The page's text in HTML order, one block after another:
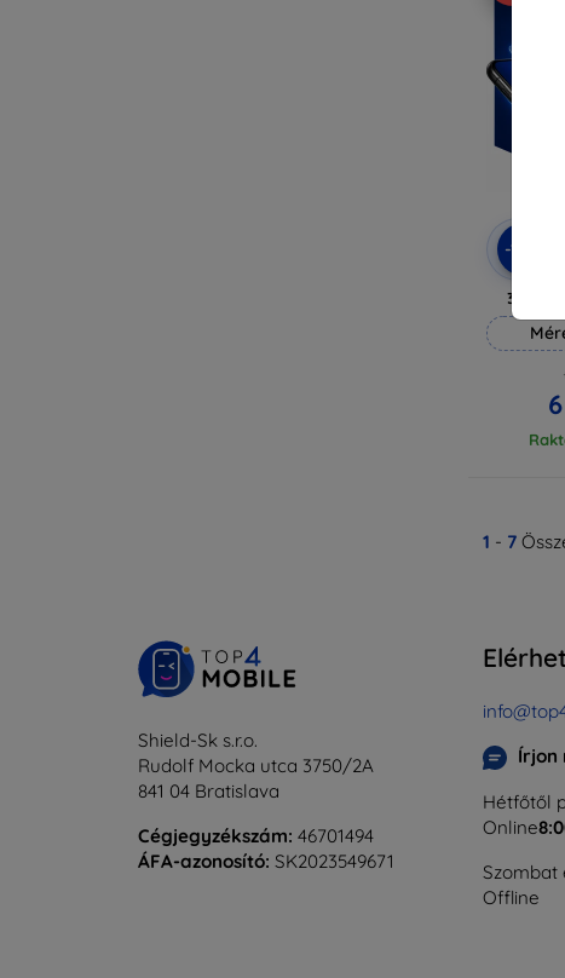
-10%
3mk
1 - 7
Shield-Sk s.r.o.
Rudolf Mocka utca 3750/2A
841 04 Bratislava
Cégjegyzékszám: 46701494
ÁFA-azonosító: SK2023549671
Írjon
Hétfőtől
Online
Szombat
Offline